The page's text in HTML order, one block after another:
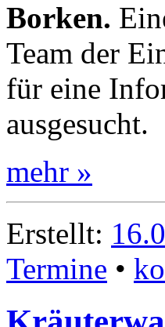
Borken.
Team der
für eine
ausgesucht.
mehr »
Erstellt:
Termine •